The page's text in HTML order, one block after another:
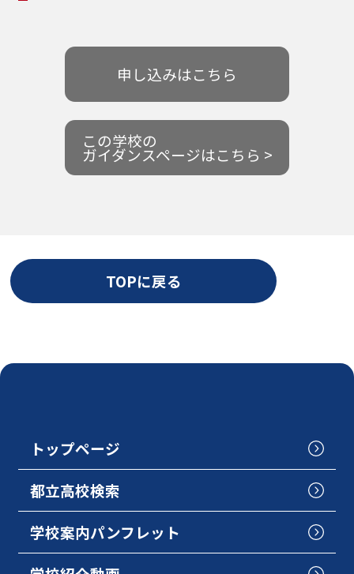
申し込みはこちら
この学校の
ガイダンスページはこちら >
TOPに戻る
トップページ
都立高校検索
学校案内パンフレット